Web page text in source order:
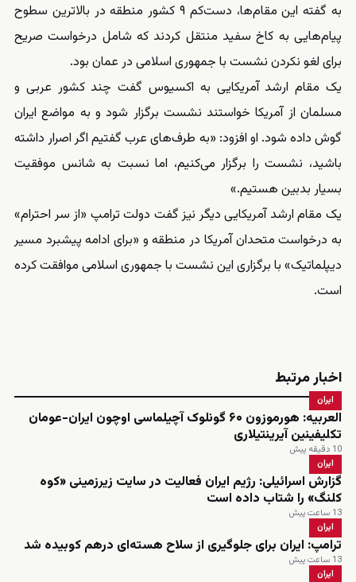
‏به گفته این مقام‌ها، دست‌کم ۹ کشور منطقه در بالاترین سطوح
پیام‌هایی به کاخ سفید منتقل کردند که شامل درخواست صریح
برای لغو نکردن نشست با جمهوری اسلامی در عمان بود.
‏یک مقام ارشد آمریکایی به اکسیوس گفت چند کشور عربی و
مسلمان از آمریکا خواستند نشست برگزار شود و به مواضع ایران
گوش داده شود. او افزود: «به طرف‌های عرب گفتیم اگر اصرار داشته
باشید، نشست را برگزار می‌کنیم، اما نسبت به شانس موفقیت
بسیار بدبین هستیم.»
‏یک مقام ارشد آمریکایی دیگر نیز گفت دولت ترامپ «از سر احترام»
به درخواست متحدان آمریکا در منطقه و «برای ادامه پیشبرد مسیر
دیپلماتیک» با برگزاری این نشست با جمهوری اسلامی موافقت کرده
است.
اخبار مرتبط
ایران
العربیه: هورموزون ۶۰ گونلوک آچیلماسی اوچون ایران-عومان
تکلیفینین آیرینتیلاری
10 دقیقه پیش
ایران
گزارش اسرائیلی: رژیم ایران فعالیت در سایت زیرزمینی «کوه
کلنگ» را شتاب داده است
13 ساعت پیش
ایران
ترامپ: ایران برای جلوگیری از سلاح هسته‌ای درهم کوبیده شد
13 ساعت پیش
ایران